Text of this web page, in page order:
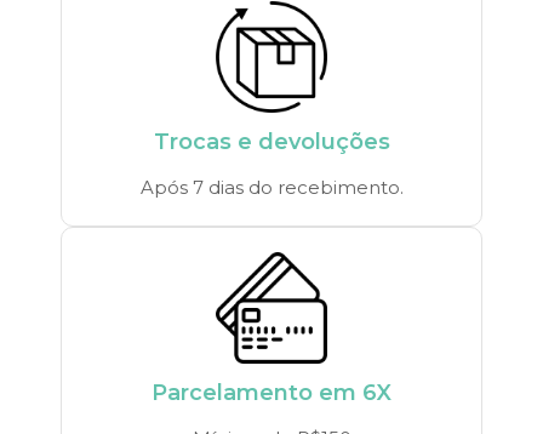
Trocas e devoluções
Após 7 dias do recebimento.
Parcelamento em 6X